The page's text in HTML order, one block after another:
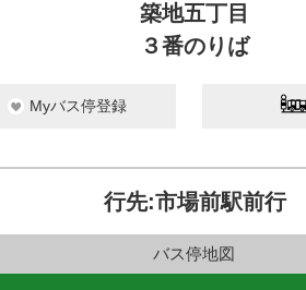
築地五丁目
３番のりば
Myバス停登録
行先:市場前駅前行
バス停地図